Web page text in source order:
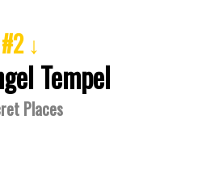
#2 ↓
Tempel
Places